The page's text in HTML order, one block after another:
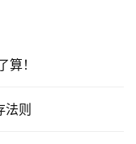
！
法则